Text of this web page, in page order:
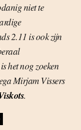
niet te
2.11 is ook zijn
het nog zoeken
Mirjam Vissers
.